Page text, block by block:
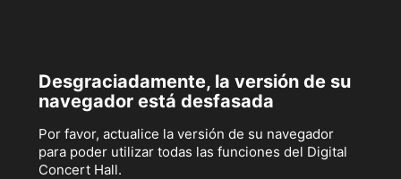
Desgraciadamente, la versión de su
navegador está desfasada
Por favor, actualice la versión de su navegador
para poder utilizar todas las funciones del Digital
Concert Hall.